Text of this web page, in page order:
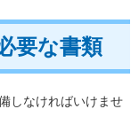
要な書類
しなければいけませ